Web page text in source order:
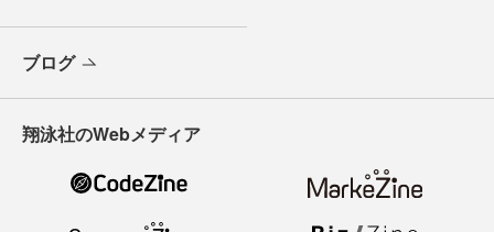
ブログ
翔泳社のWebメディア